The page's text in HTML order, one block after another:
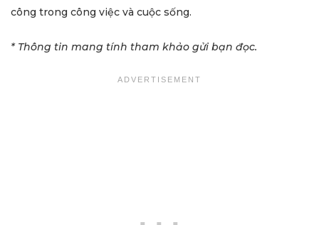
công trong công việc và cuộc sống.
* Thông tin mang tính tham khảo gửi bạn đọc.